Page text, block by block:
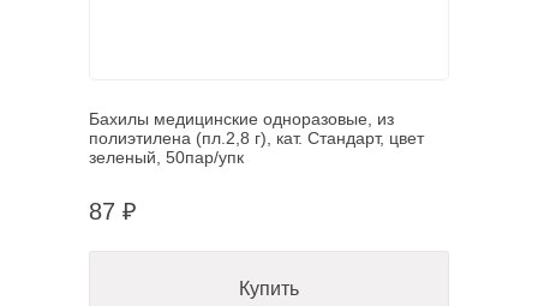
Бахилы медицинские одноразовые, из
полиэтилена (пл.2,8 г), кат. Стандарт, цвет
зеленый, 50пар/упк
87 ₽
Купить